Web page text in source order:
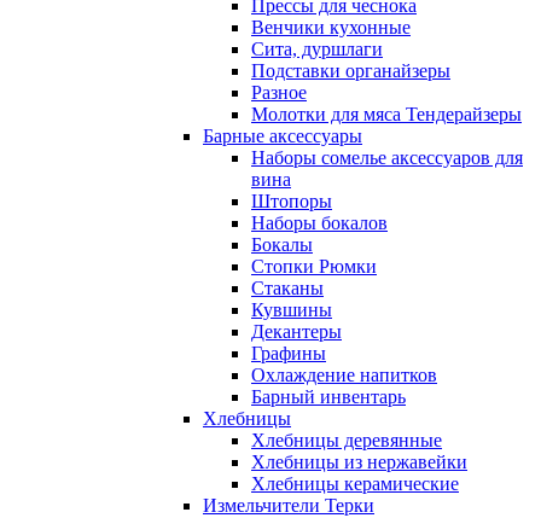
Прессы для чеснока
Венчики кухонные
Сита, дуршлаги
Подставки органайзеры
Разное
Молотки для мяса Тендерайзеры
Барные аксессуары
Наборы сомелье аксессуаров для
вина
Штопоры
Наборы бокалов
Бокалы
Стопки Рюмки
Стаканы
Кувшины
Декантеры
Графины
Охлаждение напитков
Барный инвентарь
Хлебницы
Хлебницы деревянные
Хлебницы из нержавейки
Хлебницы керамические
Измельчители Терки